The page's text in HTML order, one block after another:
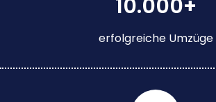
10.000+
erfolgreiche Umzüge